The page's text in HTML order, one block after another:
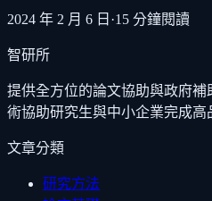
2024 年 2 月 6 日 ·15 分鐘閱讀
智研所
提供全方位的論文協助與政府
術協助研究生與中小企業完成高
文章分類
研究方法